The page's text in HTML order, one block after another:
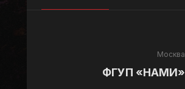
Москва
ФГУП «НАМИ»